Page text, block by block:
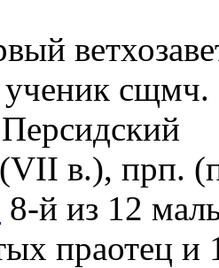
ученик сщмч.
(VII в.), прп.
8-й из 12
праотец